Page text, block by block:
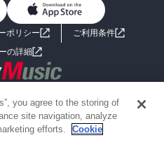
男子向けラノベ
小説
海外小説
SF
お問い合わせ
ポリシー
ご利用条件
の詳細
Entertainment(Japan) Inc.
Japan domestic market only
you agree to the storing of
site navigation, analyze
efforts.
Cookie